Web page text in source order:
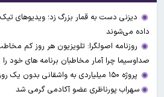
دیزنی دست به قمار بزرگ زد؛ ویدیوهای
داده می‌شوند
روزنامه اصولگرا: تلویزیون هر روز کم
صداوسیما چرا آمار مخاطبان برنامه های خود را
پروژه ۱۵۰ میلیاردی به واشقانی بدون یک روز سابقه کارگردانی!
​​​​​​​سهراب پورناظری عضو آکادمی گرمی شد